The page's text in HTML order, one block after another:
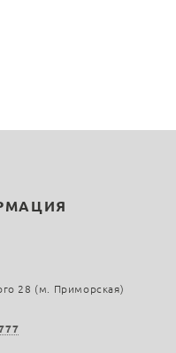
28 (м. Приморская)